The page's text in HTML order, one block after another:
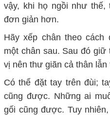
vậy, khi họ ngồi như thế,
đơn giản hơn.
Hãy xếp chân theo
một chân sau. Sau đó giữ
vị nên thư giãn cả thân lẫn
Có thể đặt tay trên đùi;
cũng được. Những ai
gối cũng được. Tuy